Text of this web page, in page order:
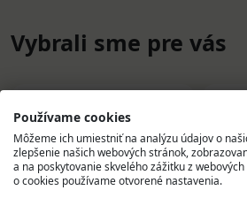
Vybrali sme pre vás
Používame cookies
Môžeme ich umiestniť na analýzu údajov o
zlepšenie našich webových stránok,
a na poskytovanie skvelého zážitku z
o cookies používame otvorené nastavenia.